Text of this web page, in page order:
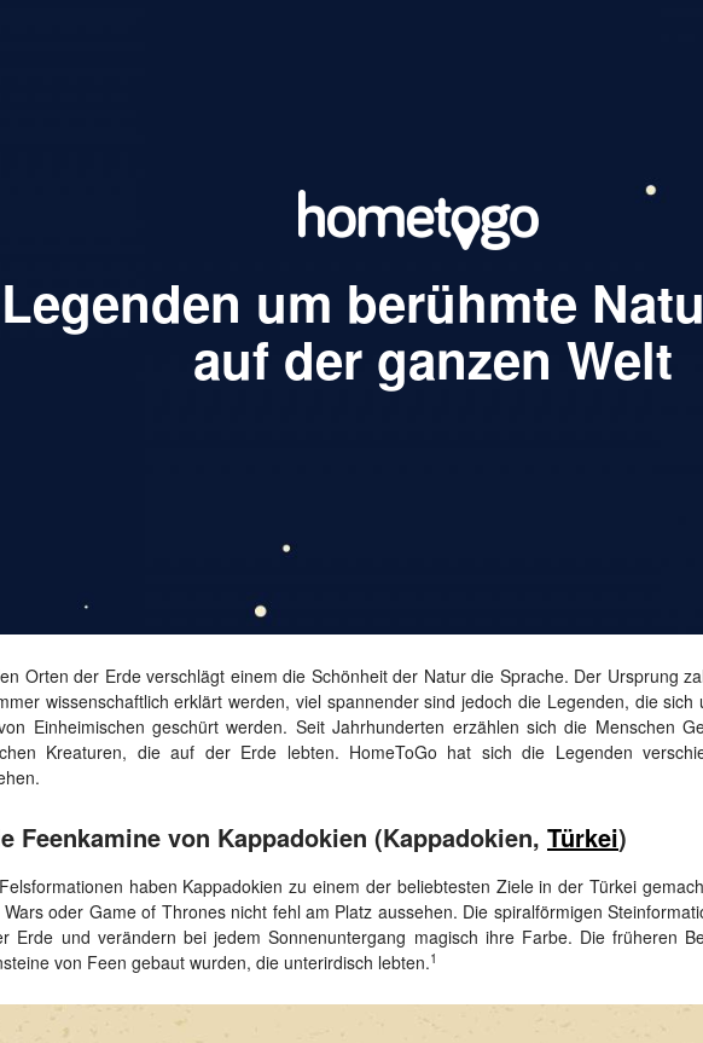
um berühmte
auf der ganzen Welt
Orten der Erde verschlägt einem die Schönheit der Natur die Sprache. Der Ursprung
wissenschaftlich erklärt werden, viel spannender sind jedoch die Legenden, die
Einheimischen geschürt werden. Seit Jahrhunderten erzählen sich die Menschen
Kreaturen, die auf der Erde lebten. HomeToGo hat sich die Legenden
Feenkamine von Kappadokien (Kappadokien, Türkei)
haben Kappadokien zu einem der beliebtesten Ziele in der Türkei
oder Game of Thrones nicht fehl am Platz aussehen. Die spiralförmigen
Erde und verändern bei jedem Sonnenuntergang magisch ihre Farbe. Die früheren
von Feen gebaut wurden, die unterirdisch lebten.1